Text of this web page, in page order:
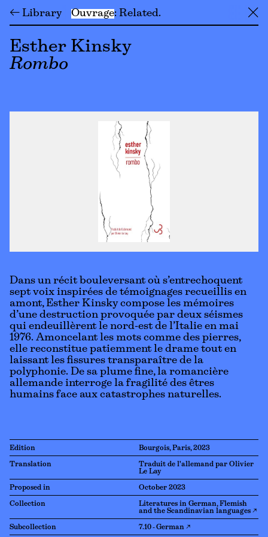
← Library Ouvrage Related ╳
Esther Kinsky
Rombo
Dans un récit bouleversant où s’entrechoquent
sept voix inspirées de témoignages recueillis en
amont, Esther Kinsky compose les mémoires
d’une destruction provoquée par deux séismes
qui endeuillèrent le nord-est de l’Italie en mai
1976. Amoncelant les mots comme des pierres,
elle reconstitue patiemment le drame tout en
laissant les fissures transparaître de la
polyphonie. De sa plume fine, la romancière
allemande interroge la fragilité des êtres
humains face aux catastrophes naturelles.
Edition Bourgois, Paris, 2023
Translation
Traduit de l'allemand par Olivier
Le Lay
Proposed in October 2023
Collection
Literatures in German, Flemish
and the Scandinavian languages ↗
Subcollection 7.10 - German ↗